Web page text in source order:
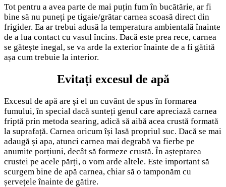
Tot pentru a avea parte de mai puțin fum în bucătărie, ar fi
bine să nu puneți pe tigaie/grătar carnea scoasă direct din
frigider. Ea ar trebui adusă la temperatura ambientală înainte
de a lua contact cu vasul încins. Dacă este prea rece, carnea
se gătește inegal, se va arde la exterior înainte de a fi gătită
așa cum trebuie la interior.
Evitați excesul de apă
Excesul de apă are și el un cuvânt de spus în formarea
fumului, în special dacă sunteți genul care apreciază carnea
friptă prin metoda searing, adică să aibă acea crustă formată
la suprafață. Carnea oricum își lasă propriul suc. Dacă se mai
adaugă și apa, atunci carnea mai degrabă va fierbe pe
anumite porțiuni, decât să formeze crustă. În așteptarea
crustei pe acele părți, o vom arde altele. Este important să
scurgem bine de apă carnea, chiar să o tamponăm cu
șervețele înainte de gătire.